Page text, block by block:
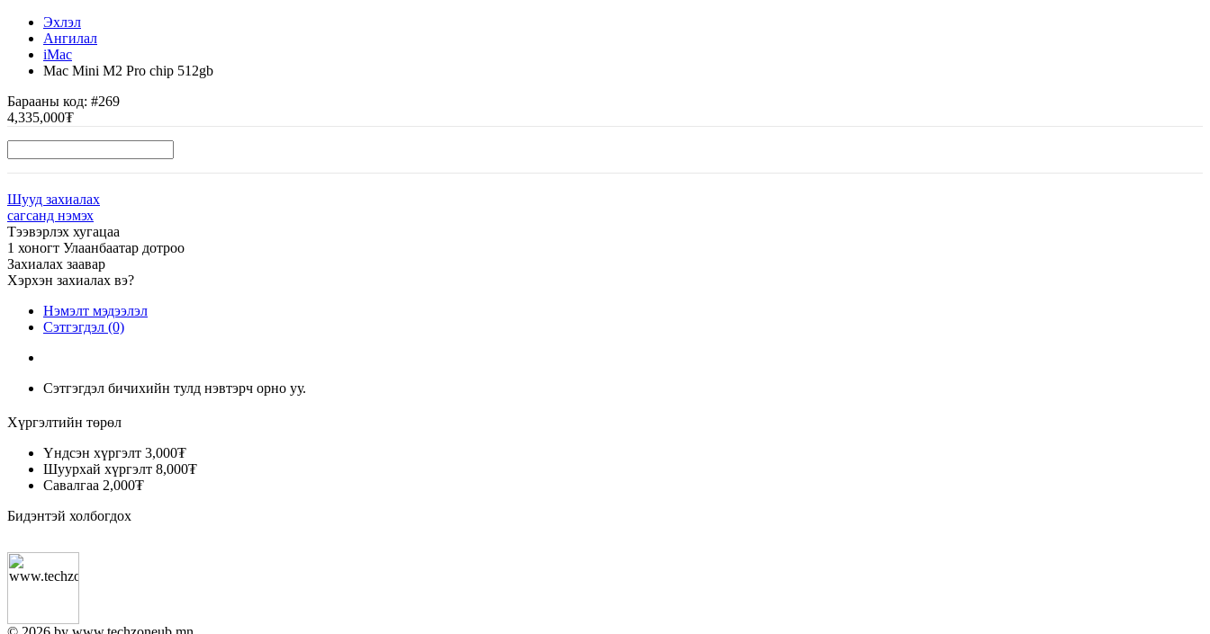
Эхлэл
Ангилал
iMac
Mac Mini M2 Pro chip 512gb
Барааны код: #269
4,335,000₮
Шууд захиалах
сагсанд нэмэх
Тээвэрлэх хугацаа
1 хоногт Улаанбаатар дотроо
Захиалах заавар
Хэрхэн захиалах вэ?
Нэмэлт мэдээлэл
Сэтгэгдэл (0)
Сэтгэгдэл бичихийн тулд нэвтэрч орно уу.
Хүргэлтийн төрөл
Үндсэн хүргэлт 3,000₮
Шуурхай хүргэлт 8,000₮
Савалгаа 2,000₮
Бидэнтэй холбогдох